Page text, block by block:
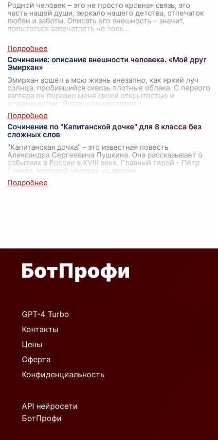
Родной человек – это не просто кровная связь, это
часть нашей души, зеркало нашего детства, отпечаток
любви и заботы. Описать его внешность – значит,
попытаться запечатлеть не толь...
Сочинение: описание внешности человека. «Мой друг
Эмирхан»
Эмирхан вошел в мою жизнь внезапно, как яркий луч
солнца, пробившийся сквозь плотные облака. С первого
взгляда он поразил меня своей открытостью и
искренностью. Я сразу почувствова
Сочинение по "Капитанской дочке" для 8 класса без
сложных слов
"Капитанская дочка" - это известная повесть
Александра Сергеевича Пушкина. Она рассказывает о
событиях в России в XVIII веке. Главный герой - Пётр
Гринёв, молодой человек из дворян
GPT-4 Turbo
Контакты
Цены
Оферта
Конфиденциальность
API нейросети
БотПрофи